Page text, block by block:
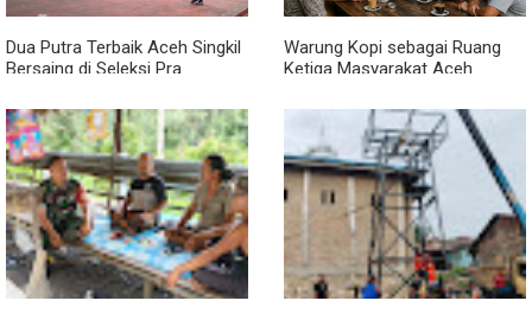
Dua Putra Terbaik Aceh Singkil
Bersaing di Seleksi Pra
Warung Kopi sebagai Ruang
Ketiga Masyarakat Aceh